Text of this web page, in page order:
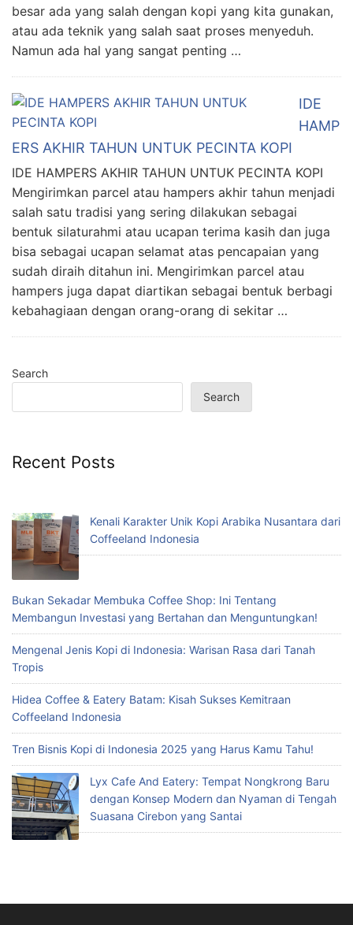
besar ada yang salah dengan kopi yang kita gunakan,
atau ada teknik yang salah saat proses menyeduh.
Namun ada hal yang sangat penting …
IDE
HAMP
ERS AKHIR TAHUN UNTUK PECINTA KOPI
IDE HAMPERS AKHIR TAHUN UNTUK PECINTA KOPI
Mengirimkan parcel atau hampers akhir tahun menjadi
salah satu tradisi yang sering dilakukan sebagai
bentuk silaturahmi atau ucapan terima kasih dan juga
bisa sebagai ucapan selamat atas pencapaian yang
sudah diraih ditahun ini. Mengirimkan parcel atau
hampers juga dapat diartikan sebagai bentuk berbagi
kebahagiaan dengan orang-orang di sekitar …
Search
Search
Recent Posts
Kenali Karakter Unik Kopi Arabika Nusantara dari
Coffeeland Indonesia
Bukan Sekadar Membuka Coffee Shop: Ini Tentang
Membangun Investasi yang Bertahan dan Menguntungkan!
Mengenal Jenis Kopi di Indonesia: Warisan Rasa dari Tanah
Tropis
Hidea Coffee & Eatery Batam: Kisah Sukses Kemitraan
Coffeeland Indonesia
Tren Bisnis Kopi di Indonesia 2025 yang Harus Kamu Tahu!
Lyx Cafe And Eatery: Tempat Nongkrong Baru
dengan Konsep Modern dan Nyaman di Tengah
Suasana Cirebon yang Santai